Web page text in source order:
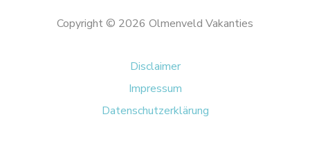
Copyright © 2026 Olmenveld Vakanties
Disclaimer
Impressum
Datenschutzerklärung